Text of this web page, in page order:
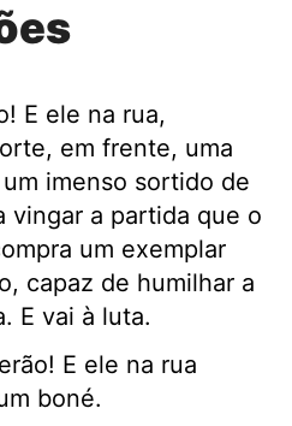
E ele na rua,
em frente, uma
imenso sortido de
vingar a partida que o
um exemplar
capaz de humilhar a
E vai à luta.
E ele na rua
boné.